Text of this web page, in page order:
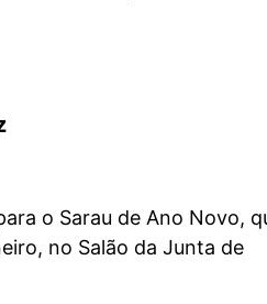
o Sarau de Ano Novo,
no Salão da Junta de